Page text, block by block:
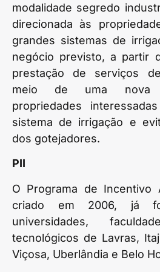
modalidade segredo
direcionada às
grandes sistemas de
negócio previsto, a partir
prestação de serviços
meio de uma nova
propriedades
sistema de irrigação e
dos gotejadores.
PII
O Programa de
criado em 2006, já
universidades,
tecnológicos de Lavras,
Viçosa, Uberlândia e Belo